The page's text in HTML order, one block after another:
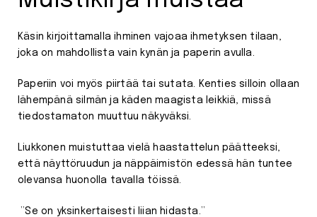
Käsin kirjoittamalla ihminen vajoaa ihmetyksen tilaan,
joka on mahdollista vain kynän ja paperin avulla.
Paperiin voi myös piirtää tai sutata. Kenties silloin ollaan
lähempänä silmän ja käden maagista leikkiä, missä
tiedostamaton muuttuu näkyväksi.
Liukkonen muistuttaa vielä haastattelun päätteeksi,
että näyttöruudun ja näppäimistön edessä hän tuntee
olevansa huonolla tavalla töissä.
”Se on yksinkertaisesti liian hidasta.”